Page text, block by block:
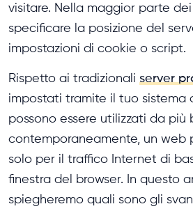
visitare. Nella maggior parte
specificare la posizione del
impostazioni di cookie o script.
Rispetto ai tradizionali server
impostati tramite il tuo sistema
possono essere utilizzati da più
contemporaneamente, un web
solo per il traffico Internet di
finestra del browser. In questo
spiegheremo quali sono gli